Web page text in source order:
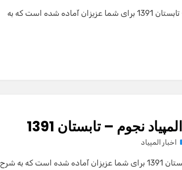
اعلام مدال هاي كشوري المپیاد کامپیوتر – تابستان 1391 برای شما عزیزان آماده شده است که به
نجوم – تابستان 1391
اخبار المپیاد
اعلام مدال هاي كشوري المپیاد نجوم – تابستان 1391 برای شما عزیزان آماده شده است که به شرح